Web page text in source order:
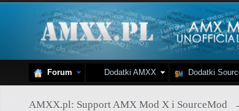
Forum Dodatki AMXX Dodatki
AMXX.pl: Support AMX Mod X i SourceMod